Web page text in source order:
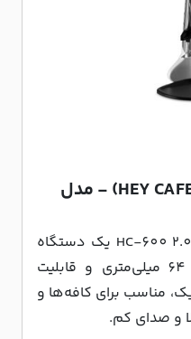
آسیاب قهوه هی کافه (HEY CAFE) - مدل
آسیاب قهوه هی کافه مدل HC-600 2.0 یک دستگاه
حرفه‌ای با تیغه‌های مسطح 64 میلی‌متری و قابلیت
مناسب برای کافه‌ها و
و صدای کم.